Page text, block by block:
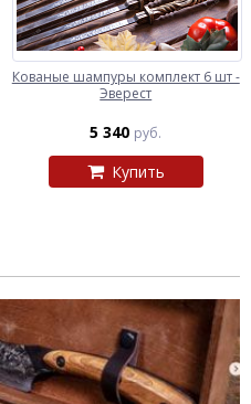
Кованые шампуры комплект 6 шт -
Эверест
5 340 руб.
Купить